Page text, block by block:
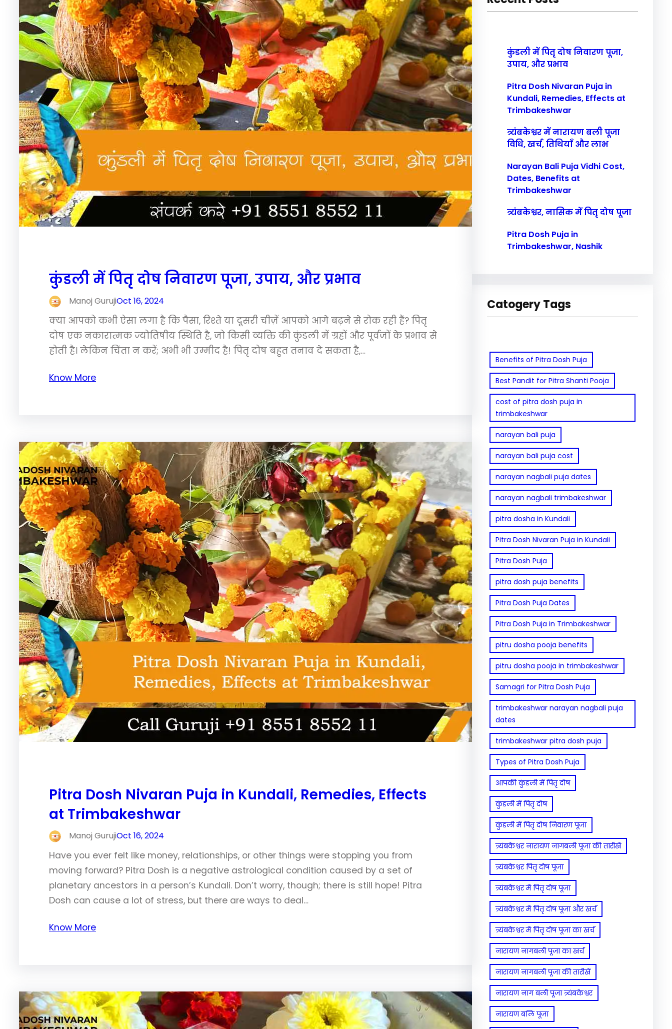
कुंडली में पितृ दोष निवारण पूजा, उपाय, और प्रभाव
Manoj GurujiOct 16, 2024
क्या आपको कभी ऐसा लगा है कि पैसा, रिश्ते या दूसरी चीज़ें आपको आगे बढ़ने से रोक रही हैं? पितृ
दोष एक नकारात्मक ज्योतिषीय स्थिति है, जो किसी व्यक्ति की कुंडली में ग्रहों और पूर्वजों के प्रभाव से
होती है। लेकिन चिंता न करें; अभी भी उम्मीद है! पितृ दोष बहुत तनाव दे सकता है,…
Know More
Pitra Dosh Nivaran Puja in Kundali, Remedies, Effects
at Trimbakeshwar
Manoj GurujiOct 16, 2024
Have you ever felt like money, relationships, or other things were stopping you from
moving forward? Pitra Dosh is a negative astrological condition caused by a set of
planetary ancestors in a person’s Kundali. Don’t worry, though; there is still hope! Pitra
Dosh can cause a lot of stress, but there are ways to deal…
Know More
h
कुंडली में पितृ दोष निवारण पूजा,
उपाय, और प्रभाव
Pitra Dosh Nivaran Puja in
Kundali, Remedies, Effects at
Trimbakeshwar
त्र्यंबकेश्वर में नारायण बली पूजा
विधि, खर्च, तिथियाँ और लाभ
Narayan Bali Puja Vidhi Cost,
Dates, Benefits at
Trimbakeshwar
त्र्यंबकेश्वर, नासिक में पितृ दोष पूजा
Pitra Dosh Puja in
Trimbakeshwar, Nashik
Catogery Tags
Benefits of Pitra Dosh Puja
Best Pandit for Pitra Shanti Pooja
cost of pitra dosh puja in
trimbakeshwar
narayan bali puja
narayan bali puja cost
narayan nagbali puja dates
narayan nagbali trimbakeshwar
pitra dosha in Kundali
Pitra Dosh Nivaran Puja in Kundali
Pitra Dosh Puja
pitra dosh puja benefits
Pitra Dosh Puja Dates
Pitra Dosh Puja in Trimbakeshwar
pitru dosha pooja benefits
pitru dosha pooja in trimbakeshwar
Samagri for Pitra Dosh Puja
trimbakeshwar narayan nagbali puja
dates
trimbakeshwar pitra dosh puja
Types of Pitra Dosh Puja
आपकी कुंडली में पितृ दोष
कुंडली में पितृ दोष
कुंडली में पितृ दोष निवारण पूजा
त्र्यंबकेश्वर नारायण नागबली पूजा की तारीखें
त्र्यंबकेश्वर पितृ दोष पूजा
त्र्यंबकेश्वर में पितृ दोष पूजा
त्र्यंबकेश्वर में पितृ दोष पूजा और खर्च
त्र्यंबकेश्वर में पितृ दोष पूजा का खर्च
नारायण नागबली पूजा का खर्च
नारायण नागबली पूजा की तारीखें
नारायण नाग बली पूजा त्र्यंबकेश्वर
नारायण बलि पूजा